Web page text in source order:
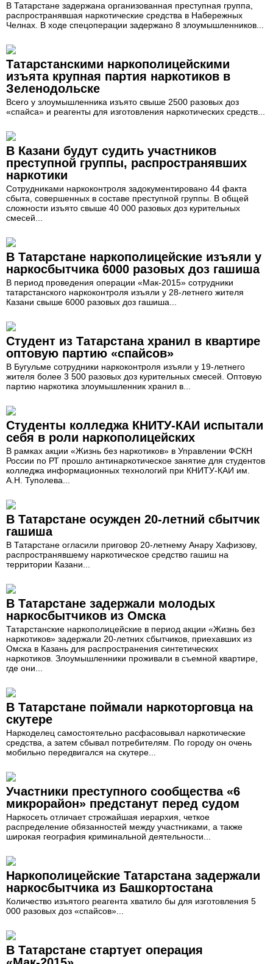
В Татарстане задержана организованная преступная группа,
распространявшая наркотические средства в Набережных
Челнах. В ходе спецоперации задержано 8 злоумышленников...
Татарстанскими наркополицейскими
изъята крупная партия наркотиков в
Зеленодольске
Всего у злоумышленника изъято свыше 2500 разовых доз
«спайса» и реагенты для изготовления наркотических средств...
В Казани будут судить участников
преступной группы, распространявших
наркотики
Сотрудниками наркоконтроля задокументировано 44 факта
сбыта, совершенных в составе преступной группы. В общей
сложности изъято свыше 40 000 разовых доз курительных
смесей...
В Татарстане наркополицейские изъяли у
наркосбытчика 6000 разовых доз гашиша
В период проведения операции «Мак-2015» сотрудники
татарстанского наркоконтроля изъяли у 28-летнего жителя
Казани свыше 6000 разовых доз гашиша...
Студент из Татарстана хранил в квартире
оптовую партию «спайсов»
В Бугульме сотрудники наркоконтроля изъяли у 19-летнего
жителя более 3 500 разовых доз курительных смесей. Оптовую
партию наркотика злоумышленник хранил в...
Студенты колледжа КНИТУ-КАИ испытали
себя в роли наркополицейских
В рамках акции «Жизнь без наркотиков» в Управлении ФСКН
России по РТ прошло антинаркотическое занятие для студентов
колледжа информационных технологий при КНИТУ-КАИ им.
А.Н. Туполева...
В Татарстане осужден 20-летний сбытчик
гашиша
В Татарстане огласили приговор 20-летнему Анару Хафизову,
распространявшему наркотическое средство гашиш на
территории Казани...
В Татарстане задержали молодых
наркосбытчиков из Омска
Татарстанские наркополицейские в период акции «Жизнь без
наркотиков» задержали 20-летних сбытчиков, приехавших из
Омска в Казань для распространения синтетических
наркотиков. Злоумышленники проживали в съемной квартире,
где они...
В Татарстане поймали наркоторговца на
скутере
Наркоделец самостоятельно расфасовывал наркотические
средства, а затем сбывал потребителям. По городу он очень
мобильно передвигался на скутере...
Участники преступного сообщества «6
микрорайон» предстанут перед судом
Наркосеть отличает строжайшая иерархия, четкое
распределение обязанностей между участниками, а также
широкая география криминальной деятельности...
Наркополицейские Татарстана задержали
наркосбытчика из Башкортостана
Количество изъятого реагента хватило бы для изготовления 5
000 разовых доз «спайсов»...
В Татарстане стартует операция